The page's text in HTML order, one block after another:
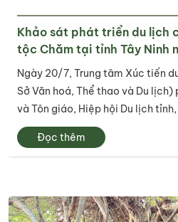
Khảo sát phát triển du lịch
tộc Chăm tại tỉnh Tây Ninh
Ngày 20/7, Trung tâm Xúc tiến
Sở Văn hoá, Thể thao và Du
và Tôn giáo, Hiệp hội Du lịch
xã hội tổ chức chương trình khảo
cộng đồng người...
Đọc thêm